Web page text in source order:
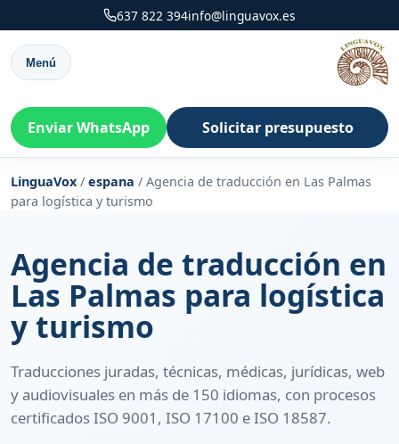
637 822 394info@linguavox.es
Menú
Enviar WhatsApp Solicitar presupuesto
LinguaVox / espana / Agencia de traducción en Las Palmas
para logística y turismo
Agencia de traducción en
Las Palmas para logística
y turismo
Traducciones juradas, técnicas, médicas, jurídicas, web
y audiovisuales en más de 150 idiomas, con procesos
certificados ISO 9001, ISO 17100 e ISO 18587.